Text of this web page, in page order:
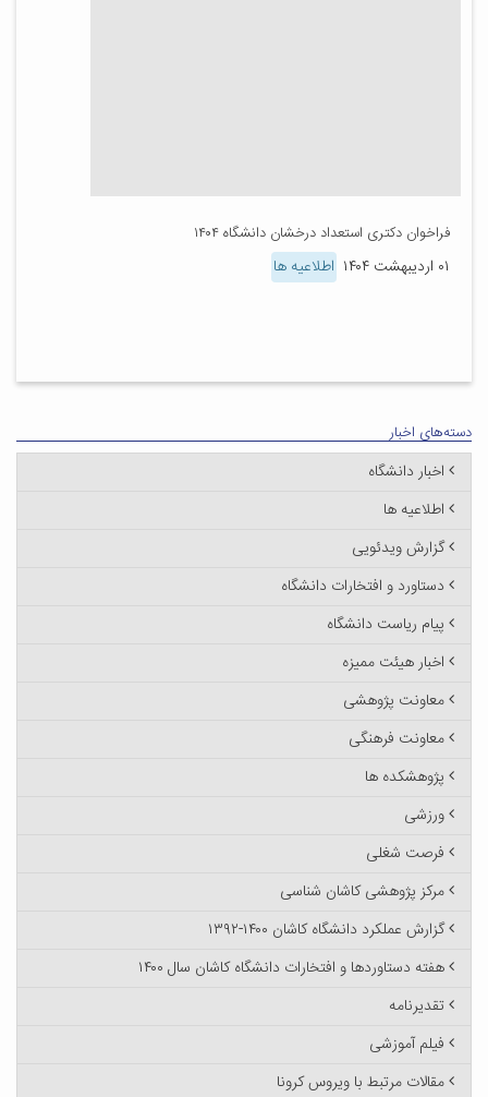
فراخوان دکتری استعداد درخشان دانشگاه ۱۴۰۴
۰۱ اردیبهشت ۱۴۰۴ اطلاعیه ها
دسته‌های اخبار
اخبار دانشگاه
اطلاعیه ها
گزارش ویدئویی
دستاورد و افتخارات دانشگاه
پیام ریاست دانشگاه
اخبار هیئت ممیزه
معاونت پژوهشی
معاونت فرهنگی
پژوهشکده ها
ورزشی
فرصت شغلی
مرکز پژوهشی کاشان شناسی
گزارش عملکرد دانشگاه کاشان ۱۴۰۰-۱۳۹۲
هفته دستاوردها و افتخارات دانشگاه کاشان سال ۱۴۰۰
تقدیرنامه
فیلم آموزشی
مقالات مرتبط با ویروس کرونا